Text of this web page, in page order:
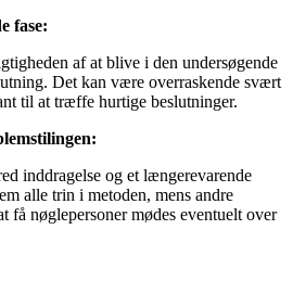
fase:
af at blive i den undersøgende
Det kan være overraskende svært
til at træffe hurtige beslutninger.
inddragelse og et længerevarende
alle trin i metoden, mens andre
få nøglepersoner mødes eventuelt over